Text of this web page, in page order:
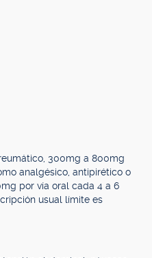
300mg a 800mg
analgésico, antipirético o
por vía oral cada 4 a 6
usual límite es